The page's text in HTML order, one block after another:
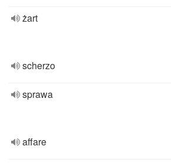
żart
scherzo
sprawa
affare